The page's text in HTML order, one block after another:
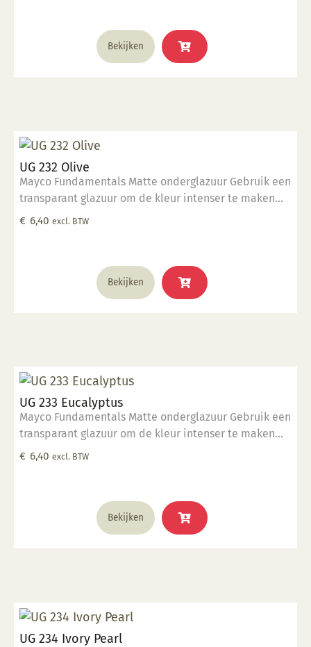
Bekijken
UG 232 Olive
Mayco Fundamentals Matte onderglazuur Gebruik een
transparant glazuur om de kleur intenser te maken
Geschikt voor gebruiksgoed mits er een transparant
€ 6,40 excl. BTW
Bekijken
UG 233 Eucalyptus
Mayco Fundamentals Matte onderglazuur Gebruik een
transparant glazuur om de kleur intenser te maken
Geschikt voor gebruiksgoed mits er een transparant
€ 6,40 excl. BTW
Bekijken
UG 234 Ivory Pearl